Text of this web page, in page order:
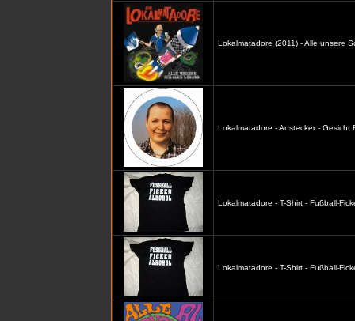
Lokalmatadore (2011) - Alle unsere
Lokalmatadore - Anstecker - Gesicht
Lokalmatadore - T-Shirt - Fußball-
Lokalmatadore - T-Shirt - Fußball-